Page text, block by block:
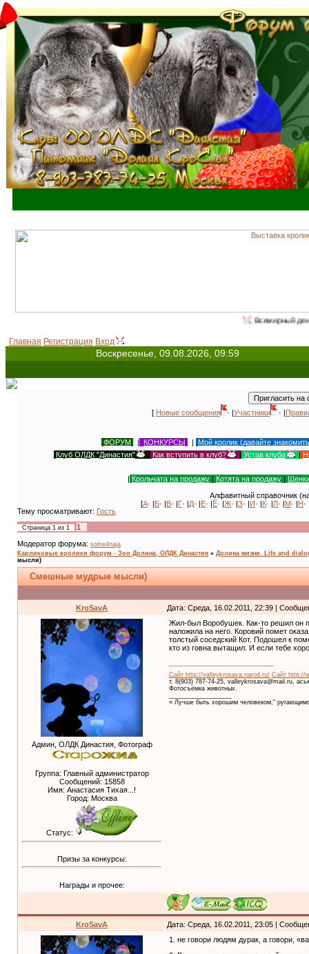
Всемирный день животных -
Главная Регистрация Вход
Воскресенье, 09.08.2026, 09:59
[ Новые сообщения · |Участники · |
ФОРУМ | КОНКУРСЫ | Мой кролик (давайте
Клуб ОЛДК "Династия"
| Как вступить в клуб? | Устав клуба |
| Крольчата на продажу | Котята на продажу |
Алфавитный справочник
[А· |Б· |В· |Г· |Д· |Е· |Ё· |Ж· |З· |И· |К· |Л· |М· |Н·
Тему просматривают: Гость
Страница 1 из 1
1
Модератор форума: solne4naja
Карликовые кролики форум - Зоо Долина, ОЛДК Династия » Долина жизни. Life and
мысли)
Смешные мудрые мысли)
KroSavA Дата: Среда, 16.02.2011, 22:39 |
Админ, ОЛДК Династия, Фотограф
Группа: Главный администратор
Сообщений: 15858
Имя: Анастасия Тихая...!
Город: Москва
Статус:
Призы за конкурсы:
Награды и прочее:
Жил-был Воробушек. Как-то решил он
наложила на него. Коровий помет
толстый соседский Кот. Подошел к
кто из говна вытащил. И если тебе
Сайт http://valleykrosava.narod.ru/ Сайт http://
т. 8(903) 787-74-25, valleykrosava@mail.ru,
Фотосъёмка животных.
« Лучше быть хорошим человеком,"
KroSavA Дата: Среда, 16.02.2011, 23:05 |
1. не говори людям дурак, а говори,